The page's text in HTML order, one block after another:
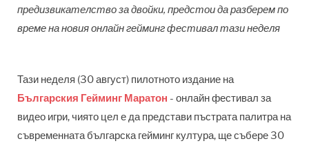
предизвикателство за двойки, предстои да разберем по
време на новия онлайн гейминг фестивал тази неделя
Тази неделя (30 август) пилотното издание на
Българския Гейминг Маратон - онлайн фестивал за
видео игри, чиято цел е да представи пъстрата палитра на
съвременната българска гейминг култура, ще събере 30